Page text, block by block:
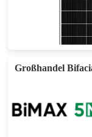
Großhandel